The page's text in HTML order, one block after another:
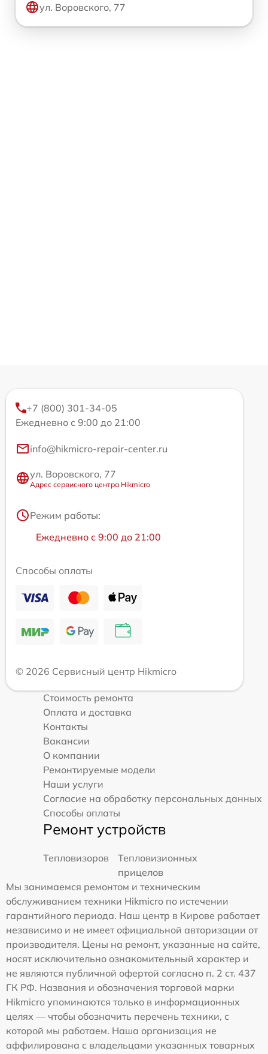
ул. Воровского, 77
+7 (800) 301-34-05
Ежедневно с 9:00 до 21:00
info@hikmicro-repair-center.ru
ул. Воровского, 77
Адрес сервисного центра Hikmicro
Режим работы:
Ежедневно с 9:00 до 21:00
Способы оплаты
© 2026 Сервисный центр Hikmicro
Стоимость ремонта
Оплата и доставка
Контакты
Вакансии
О компании
Ремонтируемые модели
Наши услуги
Согласие на обработку персональных данных
Способы оплаты
Ремонт устройств
Тепловизоров
Тепловизионных
прицелов
Мы занимаемся ремонтом и техническим
обслуживанием техники Hikmicro по истечении
гарантийного периода. Наш центр в Кирове работает
независимо и не имеет официальной авторизации от
производителя. Цены на ремонт, указанные на сайте,
носят исключительно ознакомительный характер и
не являются публичной офертой согласно п. 2 ст. 437
ГК РФ. Названия и обозначения торговой марки
Hikmicro упоминаются только в информационных
целях — чтобы обозначить перечень техники, с
которой мы работаем. Наша организация не
аффилирована с владельцами указанных товарных